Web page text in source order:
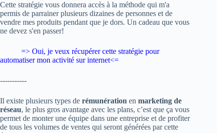
Cette stratégie vous donnera accès à la méthode qui m'a
permis de parrainer plusieurs dizaines de personnes et de
vendre mes produits pendant que je dors. Un cadeau que vous
ne devez s'en passer!
=> Oui, je veux récupérer cette stratégie pour
automatiser mon activité sur internet<=
-----------
Il existe plusieurs types de rémunération en marketing de
réseau, le plus gros avantage avec les plans, c’est que ça vous
permet de monter une équipe dans une entreprise et de profiter
de tous les volumes de ventes qui seront générées par cette